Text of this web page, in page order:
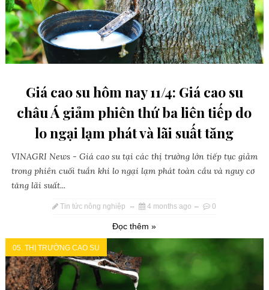
Giá cao su hôm nay 11/4: Giá cao su
châu Á giảm phiên thứ ba liên tiếp do
lo ngại lạm phát và lãi suất tăng
VINAGRI News - Giá cao su tại các thị trường lớn tiếp tục giảm
trong phiên cuối tuần khi lo ngại lạm phát toàn cầu và nguy cơ
tăng lãi suất...
Tin tức nông nghiệp 4 months ago 0
Đọc thêm »
05. THỊ TRƯỜNG CAO SU